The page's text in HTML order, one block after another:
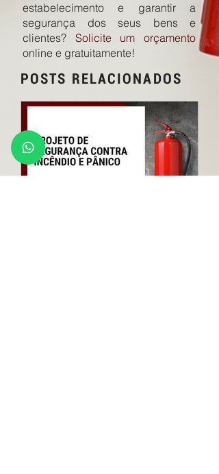
estabelecimento e garantir a
segurança dos seus bens e
clientes? Solicite um orçamento
online e gratuitamente!
POSTS RELACIONADOS